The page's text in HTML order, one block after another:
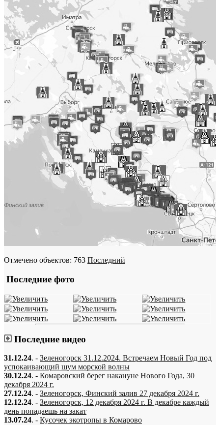
Отмечено объектов: 763 Последний
Последние фото
Последние видео
31.12.24. - Зеленогорск 31.12.2024. Встречаем Новый Год под
успокаивающий шум морской волны
30.12.24. - Комаровский берег накануне Нового Года, 30
декабря 2024 г.
27.12.24. - Зеленогорск, Финский залив 27 декабря 2024 г.
12.12.24. - Зеленогорск, 12 декабря 2024 г. В декабре каждый
день попадаешь на закат
13.07.24. - Кусочек экотропы в Комарово